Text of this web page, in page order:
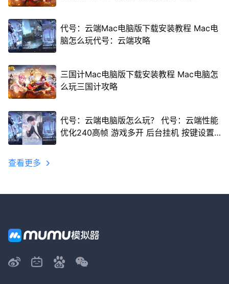
代号：云端Mac电脑版下载安装教程 Mac电
脑怎么玩代号：云端攻略
三国计Mac电脑版下载安装教程 Mac电脑怎
么玩三国计攻略
代号：云端电脑版怎么玩？ 代号：云端性能
优化240高帧 游戏多开 后台挂机 按键设置
查看更多